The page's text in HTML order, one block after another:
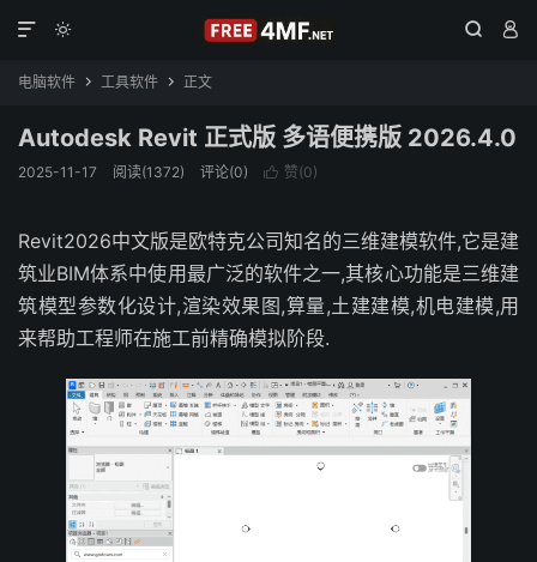
  

电脑软件  工具软件  正文
Autodesk Revit 正式版 多语便携版 2026.4.0
2025-11-17 阅读(1372) 评论(0)  赞(0)
Revit2026中文版是欧特克公司知名的三维建模软件,它是建
筑业BIM体系中使用最广泛的软件之一,其核心功能是三维建
筑模型参数化设计,渲染效果图,算量,土建建模,机电建模,用
来帮助工程师在施工前精确模拟阶段.